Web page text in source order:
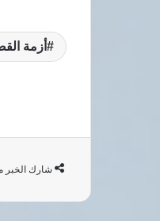
أزمة
شارك الخبر